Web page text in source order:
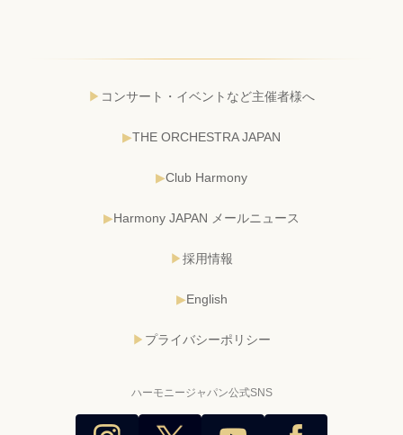
コンサート・イベントなど主催者様へ
THE ORCHESTRA JAPAN
Club Harmony
Harmony JAPAN メールニュース
採用情報
English
プライバシーポリシー
ハーモニージャパン公式SNS